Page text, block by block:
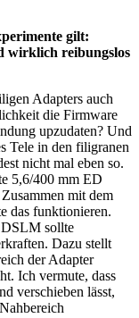
gilt:
wirklich reibungslos
Adapters auch
die Firmware
upzudaten? Und
Tele in den filigranen
nicht mal eben so.
5,6/400 mm ED
mit dem
das funktionieren.
DSLM sollte
Dazu stellt
der Adapter
Ich vermute, dass
verschieben lässt,